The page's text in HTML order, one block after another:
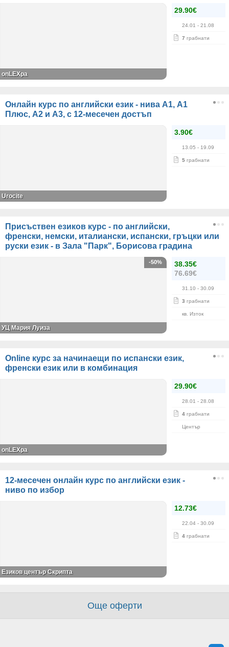
29.90€
24.01 - 21.08
7 грабнати
onLEXpa
Онлайн курс по английски език - нива А1, А1
Плюс, А2 и А3, с 12-месечен достъп
3.90€
13.05 - 19.09
5 грабнати
Urocite
Присъствен езиков курс - по английски,
френски, немски, италиански, испански, гръцки или
руски език - в Зала "Парк", Борисова градина
38.35€
76.69€
31.10 - 30.09
3 грабнати
кв. Изток
-50%
УЦ Мария Луиза
Online курс за начинаещи по испански език,
френски език или в комбинация
29.90€
28.01 - 28.08
4 грабнати
Център
onLEXpa
12-месечен онлайн курс по английски език -
ниво по избор
12.73€
22.04 - 30.09
4 грабнати
Езиков център Скрипта
Още оферти